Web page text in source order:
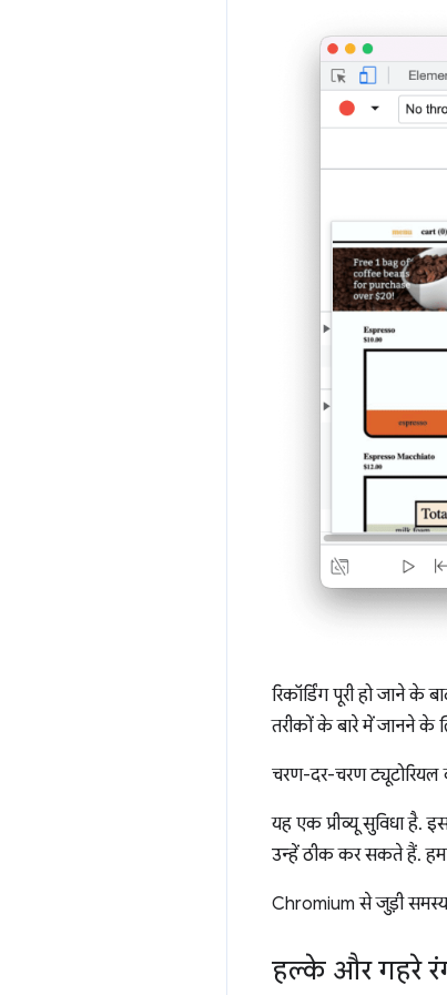
रिकॉर्डिंग पूरी हो जाने के
तरीकों के बारे में जानने के
चरण-दर-चरण
यह एक प्रीव्यू सुविधा है.
उन्हें ठीक कर सकते हैं.
Chromium से जुड़ी
हल्के और गहरे